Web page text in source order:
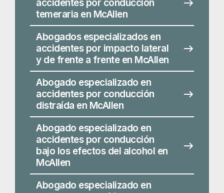
Abogado especializado en
accidentes por conducción
bajo los efectos del alcohol en
McAllen
Abogado especializado en
accidentes de tráfico mortales
en McAllen
Abogado especializado en
lesiones de pasajeros en
McAllen
Abogado especializado en
accidentes de Uber y Lyft en
McAllen